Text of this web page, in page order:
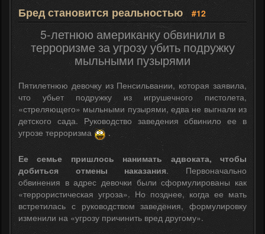
Бред становится реальностью #12
5-летнюю американку обвинили в
терроризме за угрозу убить подружку
мыльными пузырями
Пятилетнюю девочку из Пенсильвании, которая заявила,
что убьет подружку из игрушечного пистолета,
«стреляющего» мыльными пузырями, едва не выгнали из
детского сада. Руководство заведения обвинило ее в
угрозе терроризма
.
Ее семье пришлось нанимать адвоката, чтобы
добиться отмены наказания. Первоначально
обвинения в адрес девочки были сформулированы как
«террористическая угроза». Но позднее, когда ее мать
встретилась с руководством заведения, формулировку
изменили на «угрозу причинить вред другому».